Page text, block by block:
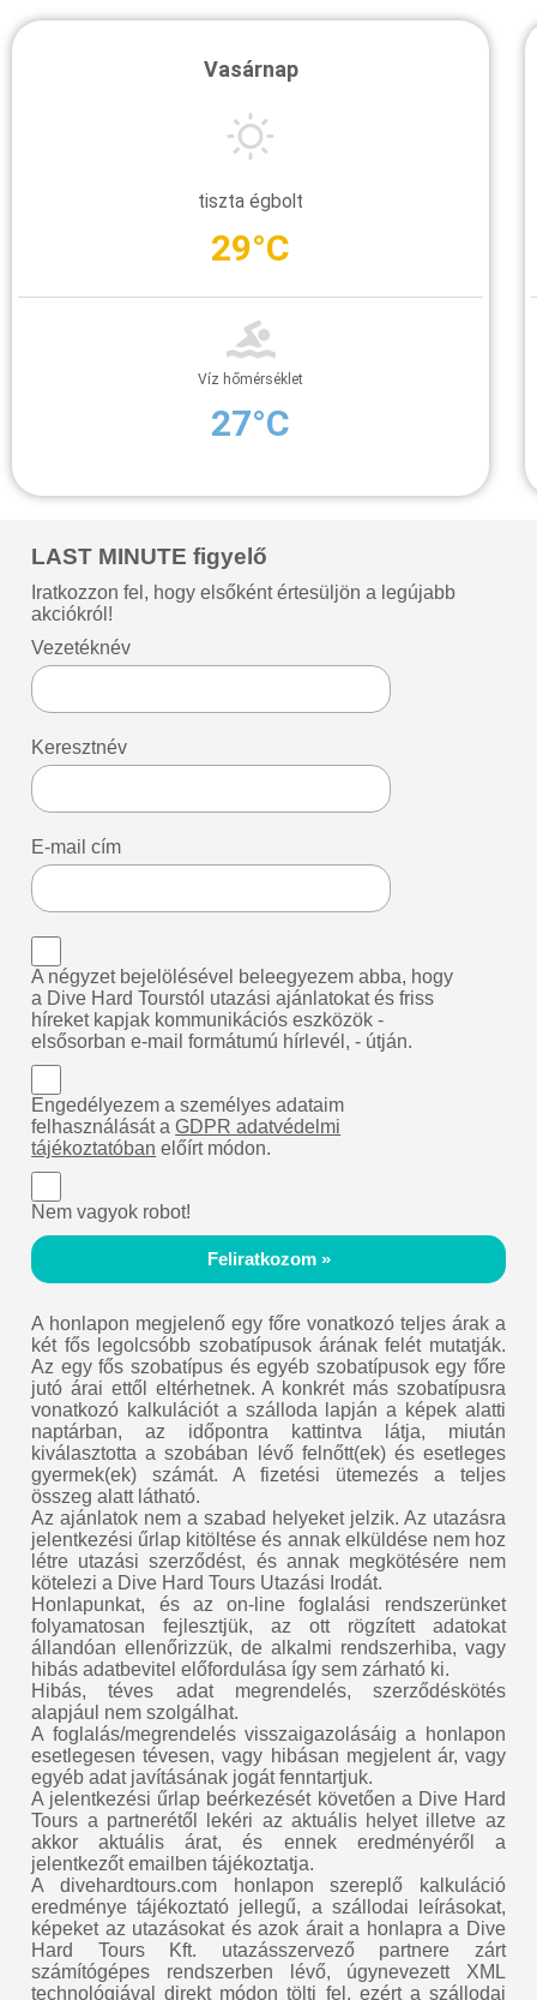
Vasárnap
tiszta égbolt
29°C
Víz hőmérséklet
27°C
LAST MINUTE figyelő
Iratkozzon fel, hogy elsőként értesüljön a legújabb
akciókról!
Vezetéknév
Keresztnév
E-mail cím
A négyzet bejelölésével beleegyezem abba, hogy
a Dive Hard Tourstól utazási ajánlatokat és friss
híreket kapjak kommunikációs eszközök -
elsősorban e-mail formátumú hírlevél, - útján.
Engedélyezem a személyes adataim
felhasználását aGDPR adatvédelmi
tájékoztatóban előírt módon.
Nem vagyok robot!
Feliratkozom »
A honlapon megjelenő egy főre vonatkozó teljes árak a
két fős legolcsóbb szobatípusok árának felét mutatják.
Az egy fős szobatípus és egyéb szobatípusok egy főre
jutó árai ettől eltérhetnek. A konkrét más szobatípusra
vonatkozó kalkulációt a szálloda lapján a képek alatti
naptárban, az időpontra kattintva látja, miután
kiválasztotta a szobában lévő felnőtt(ek) és esetleges
gyermek(ek) számát. A fizetési ütemezés a teljes
összeg alatt látható.
Az ajánlatok nem a szabad helyeket jelzik. Az utazásra
jelentkezési űrlap kitöltése és annak elküldése nem hoz
létre utazási szerződést, és annak megkötésére nem
kötelezi a Dive Hard Tours Utazási Irodát.
Honlapunkat, és az on-line foglalási rendszerünket
folyamatosan fejlesztjük, az ott rögzített adatokat
állandóan ellenőrizzük, de alkalmi rendszerhiba, vagy
hibás adatbevitel előfordulása így sem zárható ki.
Hibás, téves adat megrendelés, szerződéskötés
alapjául nem szolgálhat.
A foglalás/megrendelés visszaigazolásáig a honlapon
esetlegesen tévesen, vagy hibásan megjelent ár, vagy
egyéb adat javításának jogát fenntartjuk.
A jelentkezési űrlap beérkezését követően a Dive Hard
Tours a partnerétől lekéri az aktuális helyet illetve az
akkor aktuális árat, és ennek eredményéről a
jelentkezőt emailben tájékoztatja.
A divehardtours.com honlapon szereplő kalkuláció
eredménye tájékoztató jellegű, a szállodai leírásokat,
képeket az utazásokat és azok árait a honlapra a Dive
Hard Tours Kft. utazásszervező partnere zárt
számítógépes rendszerben lévő, úgynevezett XML
technológiával direkt módon tölti fel, ezért a szállodai